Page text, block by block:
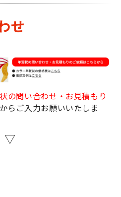
せ
状の問い合わせ・お見積もり
からご入力お願いいたしま
▽